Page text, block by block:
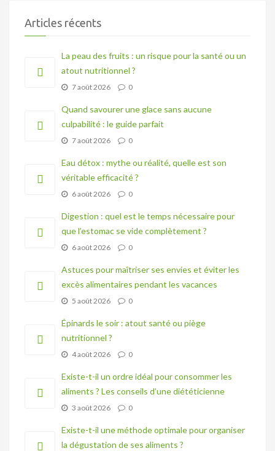
Articles récents
La peau des fruits : un risque pour la santé ou un
atout nutritionnel ?
7 août 2026 0
Quand savourer une glace sans aucune
culpabilité : le guide parfait
7 août 2026 0
Eau détox : mythe ou réalité, quelle est son
véritable efficacité ?
6 août 2026 0
Digestion : quel est le temps nécessaire pour
que l’estomac se vide complètement ?
6 août 2026 0
Astuces pour maîtriser ses envies et éviter les
excès alimentaires pendant les vacances
5 août 2026 0
Épinards le soir : atout santé ou piège
nutritionnel ?
4 août 2026 0
Existe-t-il un ordre idéal pour consommer les
aliments ? Les conseils d’une diététicienne
3 août 2026 0
Existe-t-il une méthode optimale pour organiser
la dégustation de ses aliments ?